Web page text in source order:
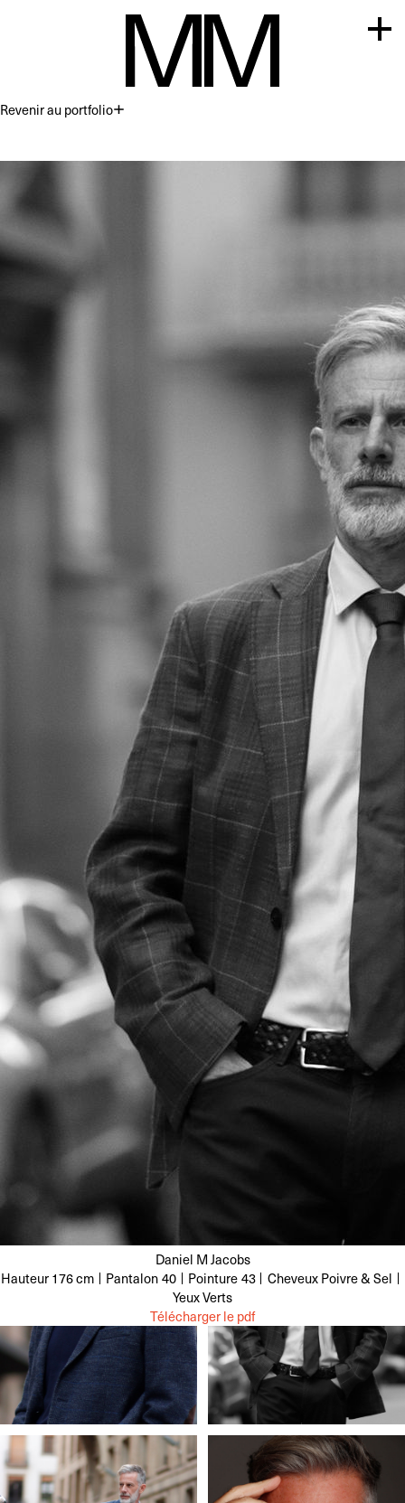
Revenir au portfolio
Daniel M Jacobs
Hauteur 176 cm Pantalon40 Pointure43 CheveuxPoivre & Sel
YeuxVerts
Télécharger le pdf
Premium
Daniel M Jacobs
Pantalon 40 Pointure43 Cheveux
Poivre & Sel
Yeux
Verts
Télécharger le pdf